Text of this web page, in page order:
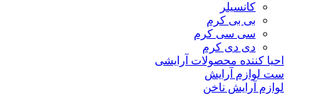
کانسیلر
بی بی کرم
سی سی کرم
دی دی کرم
احیا کننده محصولات آرایشی
ست لوازم آرایش
لوازم آرایش ناخن